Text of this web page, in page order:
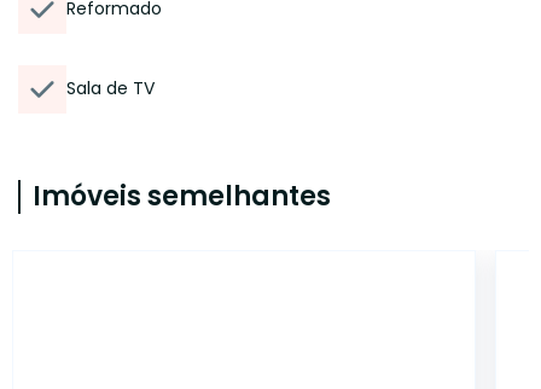
Reformado
Sala de TV
Imóveis semelhantes